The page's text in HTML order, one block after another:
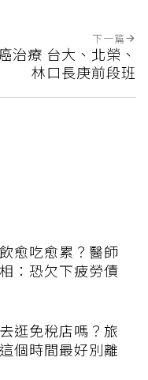
下一篇
治療 台大、北榮、
林口長庚前段班
愈吃愈累？醫師
：恐欠下疲勞債
逛免稅店嗎？旅
個時間最好別離